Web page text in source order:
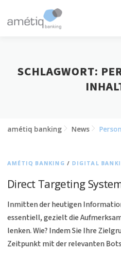
springen
SCHLAGWORT:
amétiq banking News
AMÉTIQ BANKING / DIGITAL
Direct Targeting
Inmitten der heutigen
essentiell, gezielt die
lenken. Wie? Indem Sie Ihre
Zeitpunkt mit der relevanten